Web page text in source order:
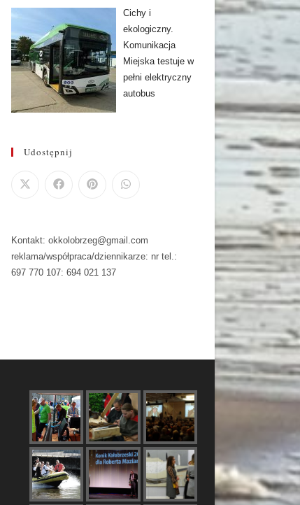
Cichy i
ekologiczny.
Komunikacja
Miejska testuje w
pełni elektryczny
autobus
Udostępnij
Kontakt: okkolobrzeg@gmail.com
reklama/współpraca/dziennikarze: nr tel.:
697 770 107: 694 021 137